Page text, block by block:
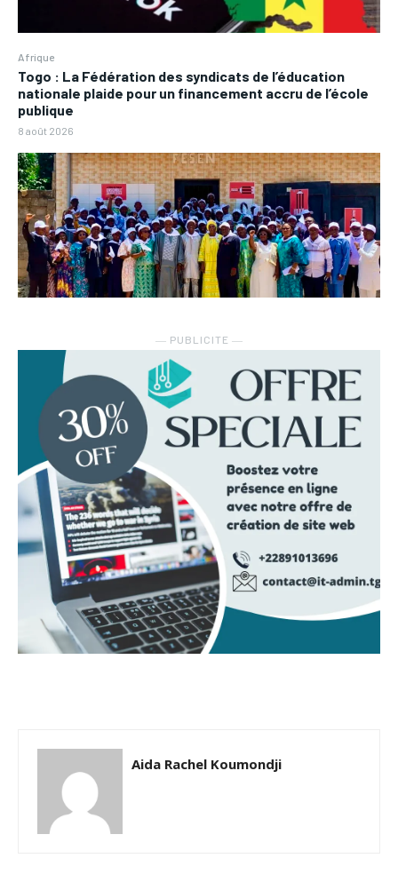
Afrique
Togo : La Fédération des syndicats de l’éducation
nationale plaide pour un financement accru de l’école
publique
8 août 2026
― PUBLICITE ―
Aida Rachel Koumondji